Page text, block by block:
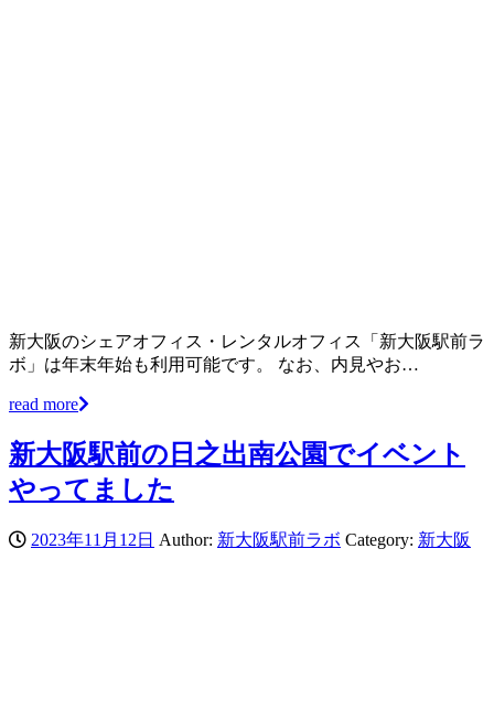
新大阪のシェアオフィス・レンタルオフィス「新大阪駅前ラ
ボ」は年末年始も利用可能です。 なお、内見やお…
read more
新大阪駅前の日之出南公園でイベント
やってました
2023年11月12日 Author: 新大阪駅前ラボ Category: 新大阪